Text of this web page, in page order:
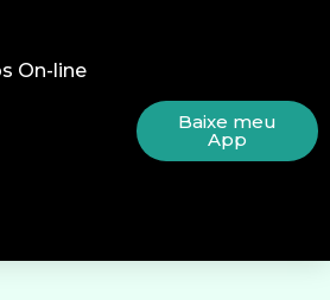
On-line
Baixe meu
App